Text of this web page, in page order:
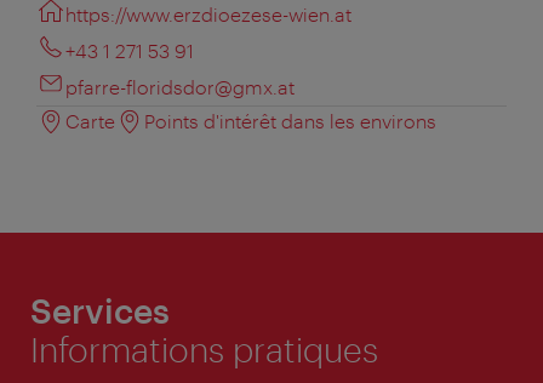
https://www.erzdioezese-wien.at
+43 1 271 53 91
pfarre-floridsdor@gmx.at
Carte
Points d'intérêt dans les environs
Services
Informations pratiques